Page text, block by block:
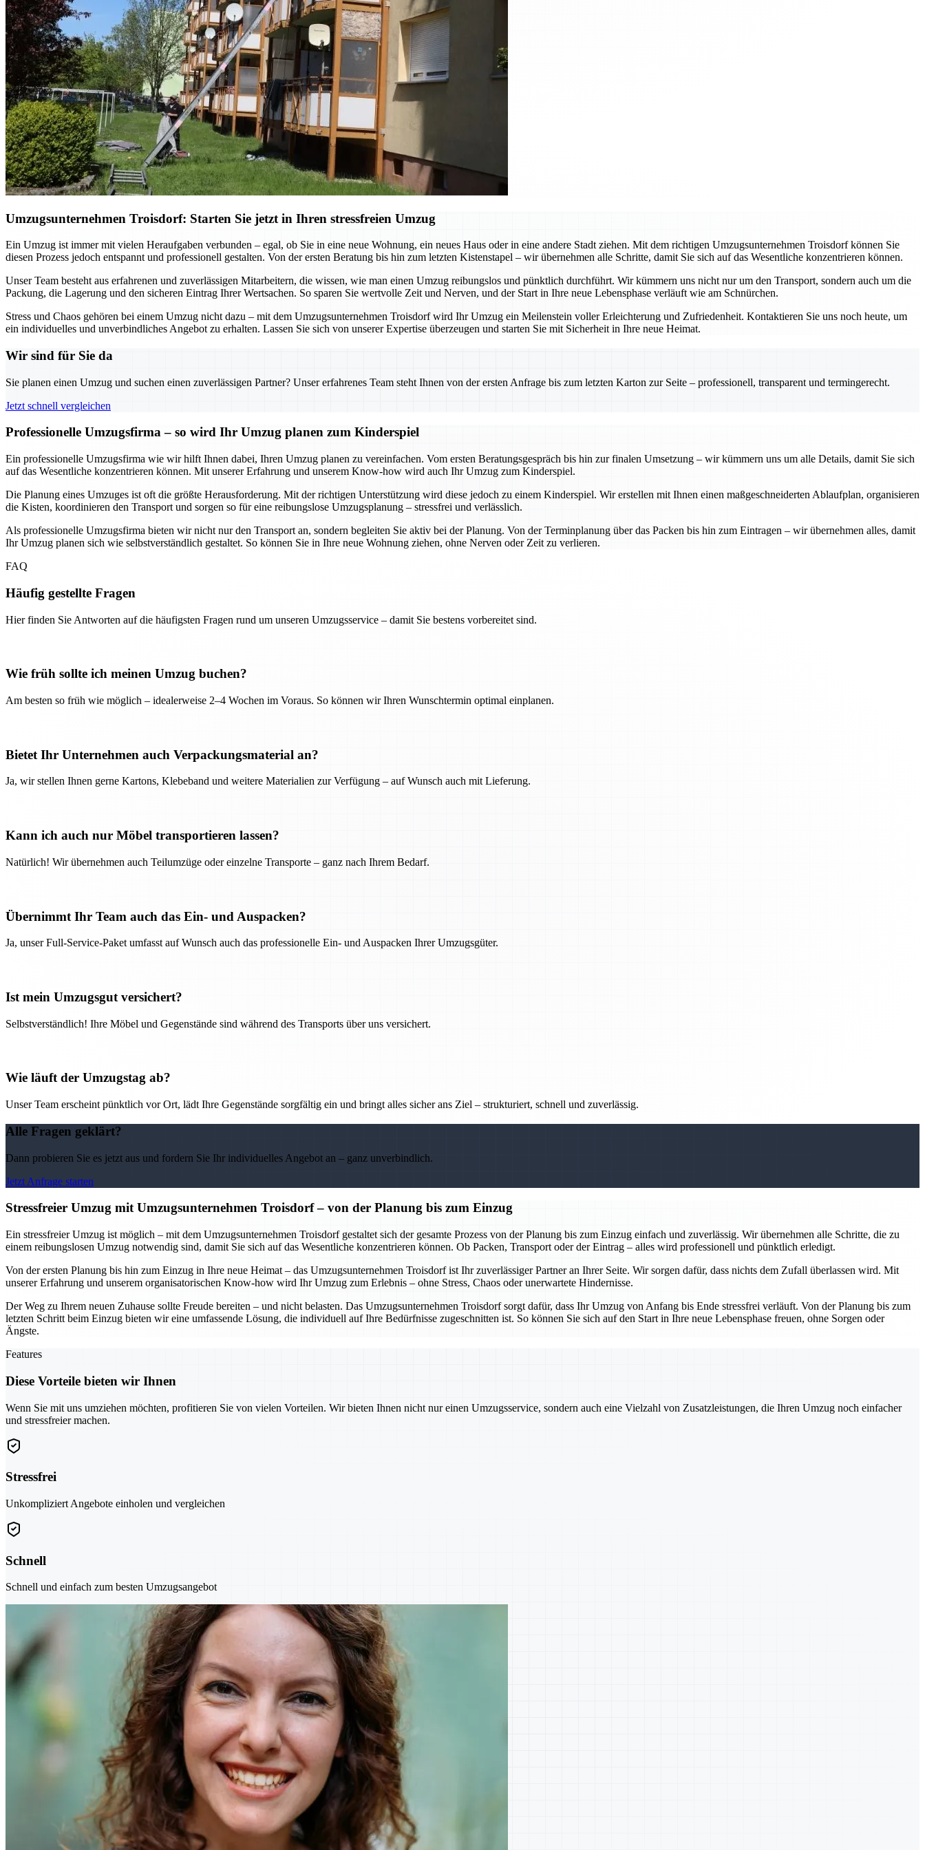
Umzugsunternehmen Troisdorf: Starten Sie jetzt in Ihren stressfreien Umzug
Ein Umzug ist immer mit vielen Heraufgaben verbunden – egal, ob Sie in eine neue Wohnung, ein neues Haus oder in eine andere Stadt ziehen. Mit dem richtigen Umzugsunternehmen Troisdorf können Sie
diesen Prozess jedoch entspannt und professionell gestalten. Von der ersten Beratung bis hin zum letzten Kistenstapel – wir übernehmen alle Schritte, damit Sie sich auf das Wesentliche konzentrieren können.
Unser Team besteht aus erfahrenen und zuverlässigen Mitarbeitern, die wissen, wie man einen Umzug reibungslos und pünktlich durchführt. Wir kümmern uns nicht nur um den Transport, sondern auch um die
Packung, die Lagerung und den sicheren Eintrag Ihrer Wertsachen. So sparen Sie wertvolle Zeit und Nerven, und der Start in Ihre neue Lebensphase verläuft wie am Schnürchen.
Stress und Chaos gehören bei einem Umzug nicht dazu – mit dem Umzugsunternehmen Troisdorf wird Ihr Umzug ein Meilenstein voller Erleichterung und Zufriedenheit. Kontaktieren Sie uns noch heute, um
ein individuelles und unverbindliches Angebot zu erhalten. Lassen Sie sich von unserer Expertise überzeugen und starten Sie mit Sicherheit in Ihre neue Heimat.
Wir sind für Sie da
Sie planen einen Umzug und suchen einen zuverlässigen Partner? Unser erfahrenes Team steht Ihnen von der ersten Anfrage bis zum letzten Karton zur Seite – professionell, transparent und termingerecht.
Jetzt schnell vergleichen
Professionelle Umzugsfirma – so wird Ihr Umzug planen zum Kinderspiel
Ein professionelle Umzugsfirma wie wir hilft Ihnen dabei, Ihren Umzug planen zu vereinfachen. Vom ersten Beratungsgespräch bis hin zur finalen Umsetzung – wir kümmern uns um alle Details, damit Sie sich
auf das Wesentliche konzentrieren können. Mit unserer Erfahrung und unserem Know-how wird auch Ihr Umzug zum Kinderspiel.
Die Planung eines Umzuges ist oft die größte Herausforderung. Mit der richtigen Unterstützung wird diese jedoch zu einem Kinderspiel. Wir erstellen mit Ihnen einen maßgeschneiderten Ablaufplan, organisieren
die Kisten, koordinieren den Transport und sorgen so für eine reibungslose Umzugsplanung – stressfrei und verlässlich.
Als professionelle Umzugsfirma bieten wir nicht nur den Transport an, sondern begleiten Sie aktiv bei der Planung. Von der Terminplanung über das Packen bis hin zum Eintragen – wir übernehmen alles, damit
Ihr Umzug planen sich wie selbstverständlich gestaltet. So können Sie in Ihre neue Wohnung ziehen, ohne Nerven oder Zeit zu verlieren.
FAQ
Häufig gestellte Fragen
Hier finden Sie Antworten auf die häufigsten Fragen rund um unseren Umzugsservice – damit Sie bestens vorbereitet sind.
Wie früh sollte ich meinen Umzug buchen?
Am besten so früh wie möglich – idealerweise 2–4 Wochen im Voraus. So können wir Ihren Wunschtermin optimal einplanen.
Bietet Ihr Unternehmen auch Verpackungsmaterial an?
Ja, wir stellen Ihnen gerne Kartons, Klebeband und weitere Materialien zur Verfügung – auf Wunsch auch mit Lieferung.
Kann ich auch nur Möbel transportieren lassen?
Natürlich! Wir übernehmen auch Teilumzüge oder einzelne Transporte – ganz nach Ihrem Bedarf.
Übernimmt Ihr Team auch das Ein- und Auspacken?
Ja, unser Full-Service-Paket umfasst auf Wunsch auch das professionelle Ein- und Auspacken Ihrer Umzugsgüter.
Ist mein Umzugsgut versichert?
Selbstverständlich! Ihre Möbel und Gegenstände sind während des Transports über uns versichert.
Wie läuft der Umzugstag ab?
Unser Team erscheint pünktlich vor Ort, lädt Ihre Gegenstände sorgfältig ein und bringt alles sicher ans Ziel – strukturiert, schnell und zuverlässig.
Alle Fragen geklärt?
Dann probieren Sie es jetzt aus und fordern Sie Ihr individuelles Angebot an – ganz unverbindlich.
Jetzt Anfrage starten
Stressfreier Umzug mit Umzugsunternehmen Troisdorf – von der Planung bis zum Einzug
Ein stressfreier Umzug ist möglich – mit dem Umzugsunternehmen Troisdorf gestaltet sich der gesamte Prozess von der Planung bis zum Einzug einfach und zuverlässig. Wir übernehmen alle Schritte, die zu
einem reibungslosen Umzug notwendig sind, damit Sie sich auf das Wesentliche konzentrieren können. Ob Packen, Transport oder der Eintrag – alles wird professionell und pünktlich erledigt.
Von der ersten Planung bis hin zum Einzug in Ihre neue Heimat – das Umzugsunternehmen Troisdorf ist Ihr zuverlässiger Partner an Ihrer Seite. Wir sorgen dafür, dass nichts dem Zufall überlassen wird. Mit
unserer Erfahrung und unserem organisatorischen Know-how wird Ihr Umzug zum Erlebnis – ohne Stress, Chaos oder unerwartete Hindernisse.
Der Weg zu Ihrem neuen Zuhause sollte Freude bereiten – und nicht belasten. Das Umzugsunternehmen Troisdorf sorgt dafür, dass Ihr Umzug von Anfang bis Ende stressfrei verläuft. Von der Planung bis zum
letzten Schritt beim Einzug bieten wir eine umfassende Lösung, die individuell auf Ihre Bedürfnisse zugeschnitten ist. So können Sie sich auf den Start in Ihre neue Lebensphase freuen, ohne Sorgen oder
Ängste.
Features
Diese Vorteile bieten wir Ihnen
Wenn Sie mit uns umziehen möchten, profitieren Sie von vielen Vorteilen. Wir bieten Ihnen nicht nur einen Umzugsservice, sondern auch eine Vielzahl von Zusatzleistungen, die Ihren Umzug noch einfacher
und stressfreier machen.
Stressfrei
Unkompliziert Angebote einholen und vergleichen
Schnell
Schnell und einfach zum besten Umzugsangebot